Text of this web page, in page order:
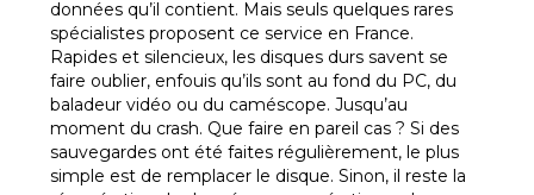
données qu’il contient. Mais seuls quelques rares
spécialistes proposent ce service en France.
Rapides et silencieux, les disques durs savent se
faire oublier, enfouis qu’ils sont au fond du PC, du
baladeur vidéo ou du caméscope. Jusqu’au
moment du crash. Que faire en pareil cas ? Si des
sauvegardes ont été faites régulièrement, le plus
simple est de remplacer le disque. Sinon, il reste la